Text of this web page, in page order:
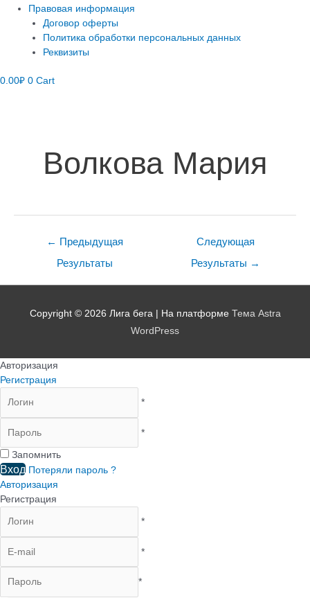
Правовая информация
Договор оферты
Политика обработки персональных данных
Реквизиты
0.00₽ 0 Cart
Волкова Мария
← Предыдущая
Результаты
Следующая
Результаты →
Copyright © 2026 Лига бега | На платформе Тема Astra
WordPress
Авторизация
Регистрация
*
*
Запомнить
Вход Потеряли пароль ?
Авторизация
Регистрация
*
*
*